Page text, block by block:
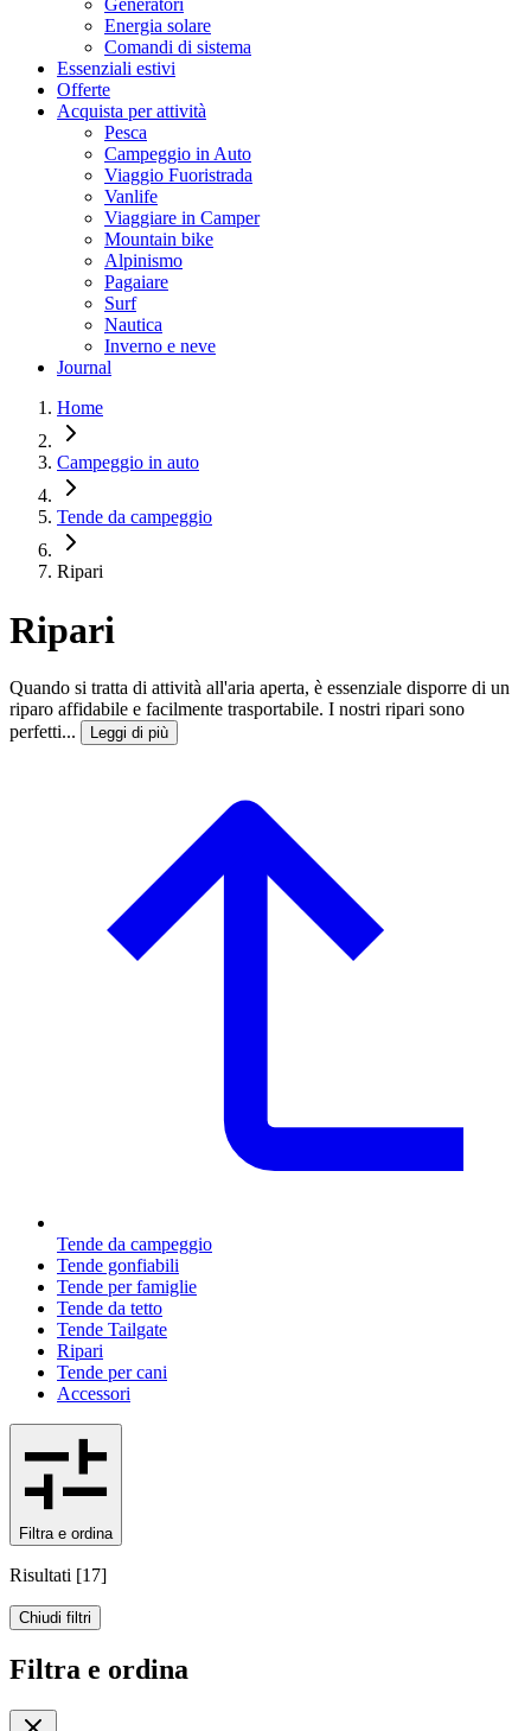
Generatori
Energia solare
Comandi di sistema
Essenziali estivi
Offerte
Acquista per attività
Pesca
Campeggio in Auto
Viaggio Fuoristrada
Vanlife
Viaggiare in Camper
Mountain bike
Alpinismo
Pagaiare
Surf
Nautica
Inverno e neve
Journal
Home
Campeggio in auto
Tende da campeggio
Ripari
Ripari
Quando si tratta di attività all'aria aperta, è essenziale disporre di un
riparo affidabile e facilmente trasportabile. I nostri ripari sono
perfetti...
Leggi di più
Tende da campeggio
Tende gonfiabili
Tende per famiglie
Tende da tetto
Tende Tailgate
Ripari
Tende per cani
Accessori
Filtra e ordina
Risultati [17]
Chiudi filtri
Filtra e ordina